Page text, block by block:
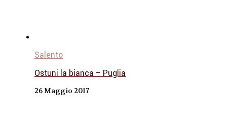
Salento
Ostuni la bianca – Puglia
26 Maggio 2017